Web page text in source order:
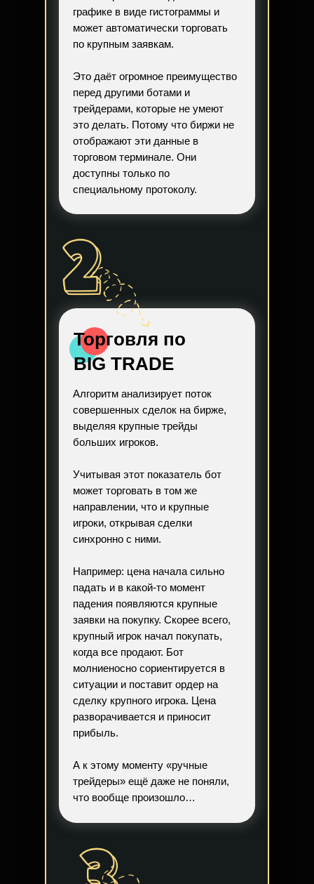
графике в виде гистограммы и
может автоматически торговать
по крупным заявкам.
Это даёт огромное преимущество
перед другими ботами и
трейдерами, которые не умеют
это делать. Потому что биржи не
отображают эти данные в
торговом терминале. Они
доступны только по
специальному протоколу.
Алгоритм анализирует поток
совершенных сделок на бирже,
выделяя крупные трейды
больших игроков.
Учитывая этот показатель бот
может торговать в том же
направлении, что и крупные
игроки, открывая сделки
синхронно с ними.
Например: цена начала сильно
падать и в какой-то момент
падения появляются крупные
заявки на покупку. Скорее всего,
крупный игрок начал покупать,
когда все продают. Бот
молниеносно сориентируется в
ситуации и поставит ордер на
сделку крупного игрока. Цена
разворачивается и приносит
прибыль.
А к этому моменту «ручные
трейдеры» ещё даже не поняли,
что вообще произошло…
Торговля по
BIG TRADE